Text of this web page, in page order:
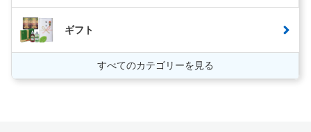
ギフト
すべてのカテゴリーを見る